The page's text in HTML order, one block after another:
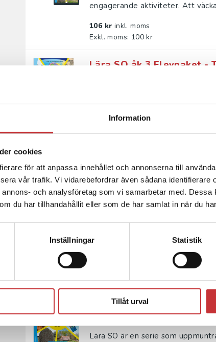
Information
cookies
för att anpassa innehållet och annonserna till
vår trafik. Vi vidarebefordrar även sådana identifierare
och analysföretag som vi samarbetar med.
du har tillhandahållit eller som de har samlat in när du
Inställningar Statistik
Tillåt urval
engagerande aktiviteter. Att
106 kr inkl. moms
Exkl. moms: 100 kr
Lära SO åk 3 Elevpaket -
Lära SO är en serie som
engagerande aktiviteter. Att
Lära SO åk 3 Lärarpaket
lärarlicens 36 mån
Lära SO är en serie som
språkutvecklande arbetssätt. En
Lära SO åk 3 Arbetsbok
Lära SO är en serie som